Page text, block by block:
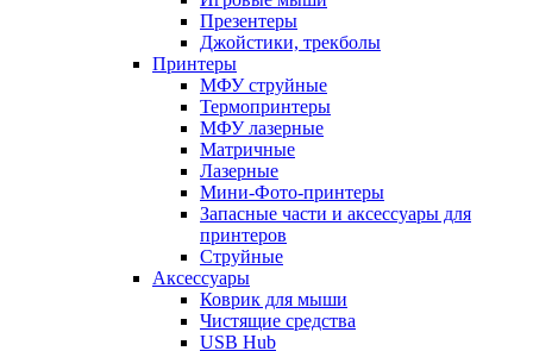
Презентеры
Джойстики, трекболы
Принтеры
МФУ струйные
Термопринтеры
МФУ лазерные
Матричные
Лазерные
Мини-Фото-принтеры
Запасные части и аксессуары для
принтеров
Струйные
Аксессуары
Коврик для мыши
Чистящие средства
USB Hub